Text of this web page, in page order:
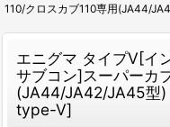
110/クロスカブ110専用(JA44/
エニグマ タイプV[イ
サブコン]スーパーカ
(JA44/JA42/JA45型)
type-V]